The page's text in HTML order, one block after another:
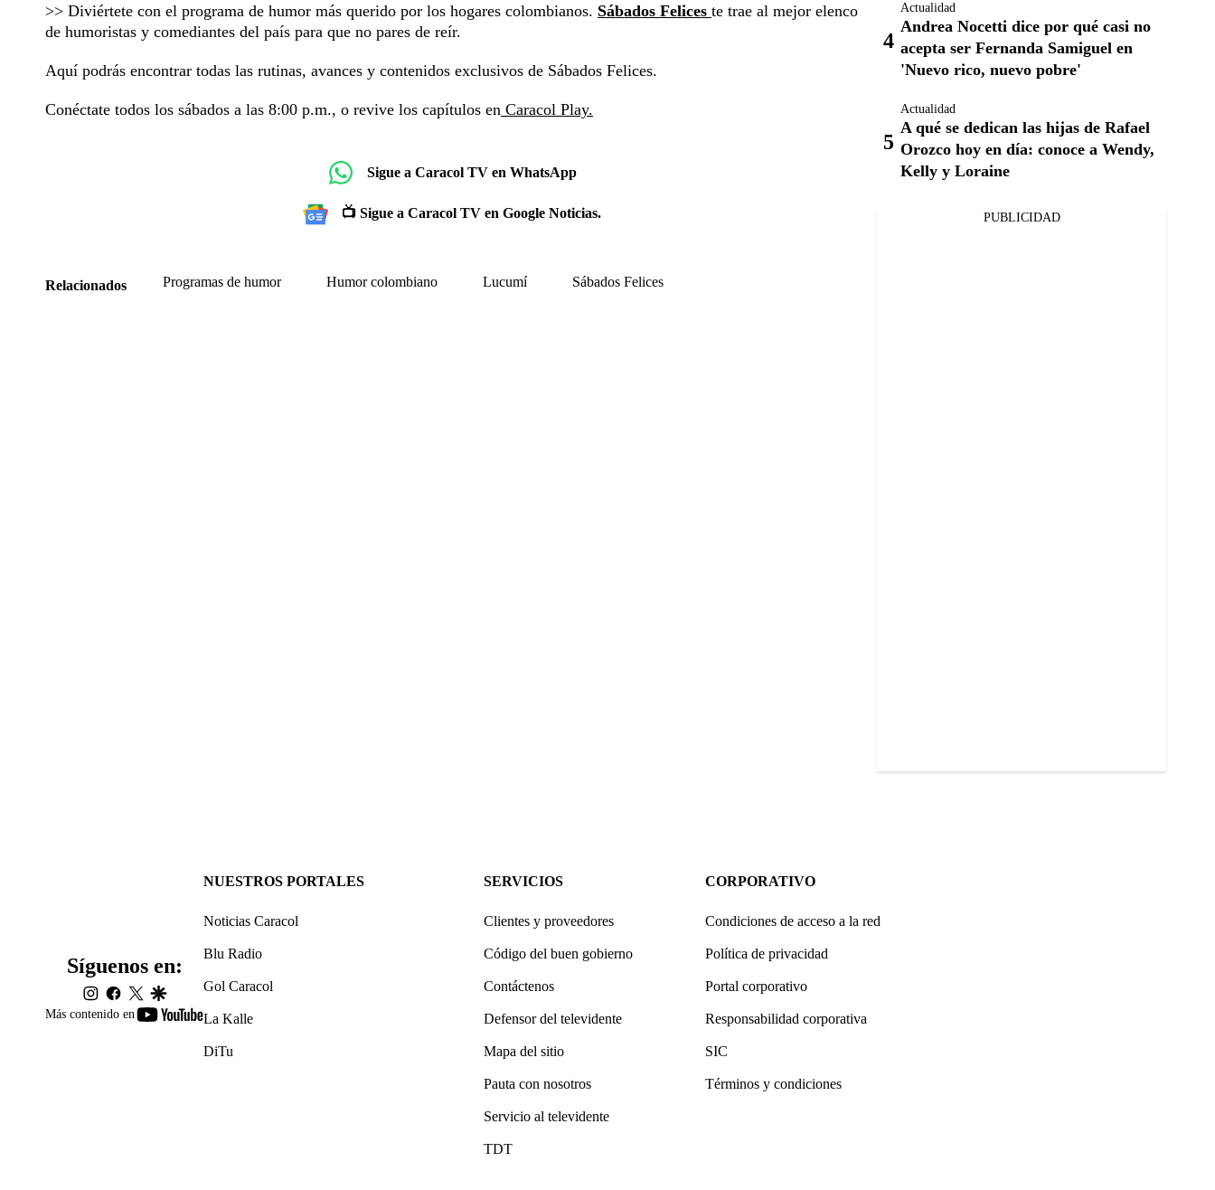
>> Diviértete con el programa de humor más querido por los hogares colombianos. Sábados Felices te trae al mejor elenco
de humoristas y comediantes del país para que no pares de reír.
Aquí podrás encontrar todas las rutinas, avances y contenidos exclusivos de Sábados Felices.
Conéctate todos los sábados a las 8:00 p.m., o revive los capítulos en Caracol Play.
Sigue a Caracol TV en WhatsApp
📺 Sigue a Caracol TV en Google Noticias.
Relacionados Programas de humor Humor colombiano Lucumí Sábados Felices
Actualidad
Andrea Nocetti dice por qué casi no
acepta ser Fernanda Samiguel en
'Nuevo rico, nuevo pobre'
Actualidad
A qué se dedican las hijas de Rafael
Orozco hoy en día: conoce a Wendy,
Kelly y Loraine
PUBLICIDAD
Más contenido en
youtube-
Síguenos en:
instagram
facebook
twittergoogle
NUESTROS PORTALES
Noticias Caracol
Blu Radio
Gol Caracol
La Kalle
DiTu
SERVICIOS
Clientes y proveedores
Código del buen gobierno
Contáctenos
Defensor del televidente
Mapa del sitio
Pauta con nosotros
Servicio al televidente
TDT
CORPORATIVO
Condiciones de acceso a la red
Política de privacidad
Portal corporativo
Responsabilidad corporativa
SIC
Términos y condiciones